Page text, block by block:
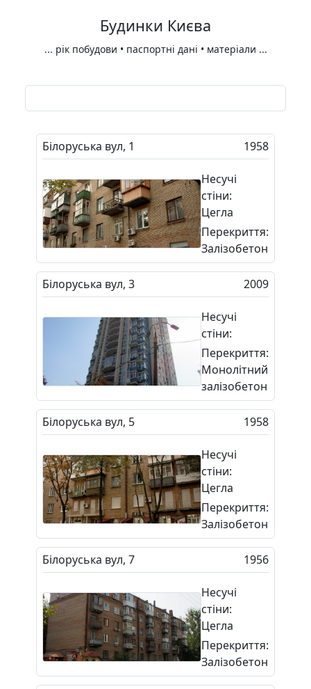
Будинки Києва
... рік побудови • паспортні дані • матеріали ...
Білоруська вул, 1 1958
Несучі
стіни:
Цегла
Перекриття:
Залізобетон
Білоруська вул, 3 2009
Несучі
стіни:
Перекриття:
Монолітний
залізобетон
Білоруська вул, 5 1958
Несучі
стіни:
Цегла
Перекриття:
Залізобетон
Білоруська вул, 7 1956
Несучі
стіни:
Цегла
Перекриття:
Залізобетон